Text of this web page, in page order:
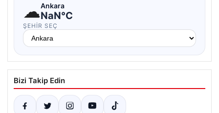
☁Ankara
NaN°C
ŞEHIR SEÇ
Bizi Takip Edin